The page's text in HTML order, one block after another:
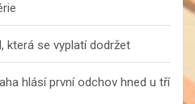
která se vyplatí dodržet
hlásí první odchov hned u tří